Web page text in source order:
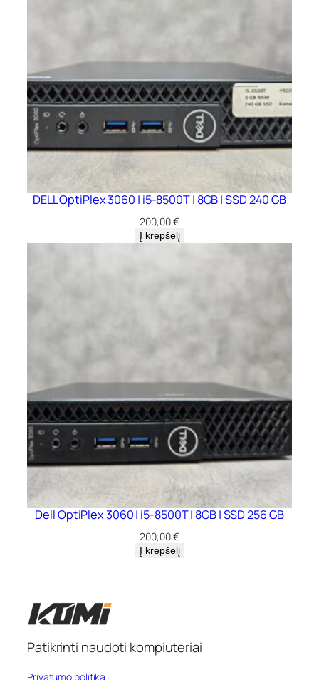
DELL OptiPlex 3060 | i5-8500T | 8GB | SSD 240 GB
200,00€
Į krepšelį
Dell OptiPlex 3060 | i5-8500T | 8GB | SSD 256 GB
200,00€
Į krepšelį
Patikrinti naudoti kompiuteriai
Privatumo politika